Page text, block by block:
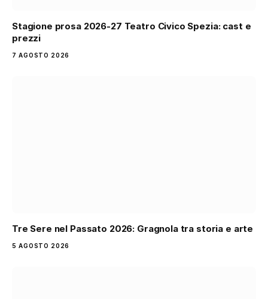
Stagione prosa 2026-27 Teatro Civico Spezia: cast e
prezzi
7 AGOSTO 2026
Tre Sere nel Passato 2026: Gragnola tra storia e arte
5 AGOSTO 2026